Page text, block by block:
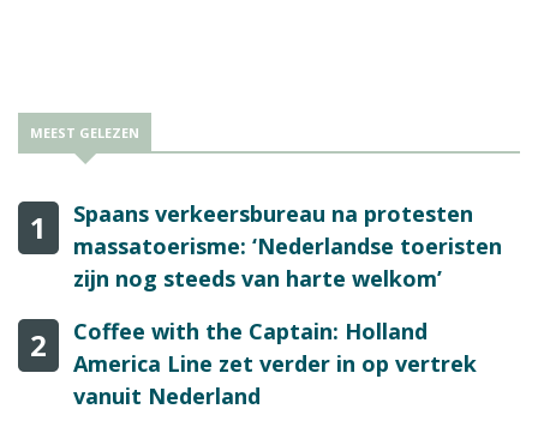
MEEST GELEZEN
1
Spaans verkeersbureau na protesten
massatoerisme: ‘Nederlandse toeristen
zijn nog steeds van harte welkom’
2
Coffee with the Captain: Holland
America Line zet verder in op vertrek
vanuit Nederland